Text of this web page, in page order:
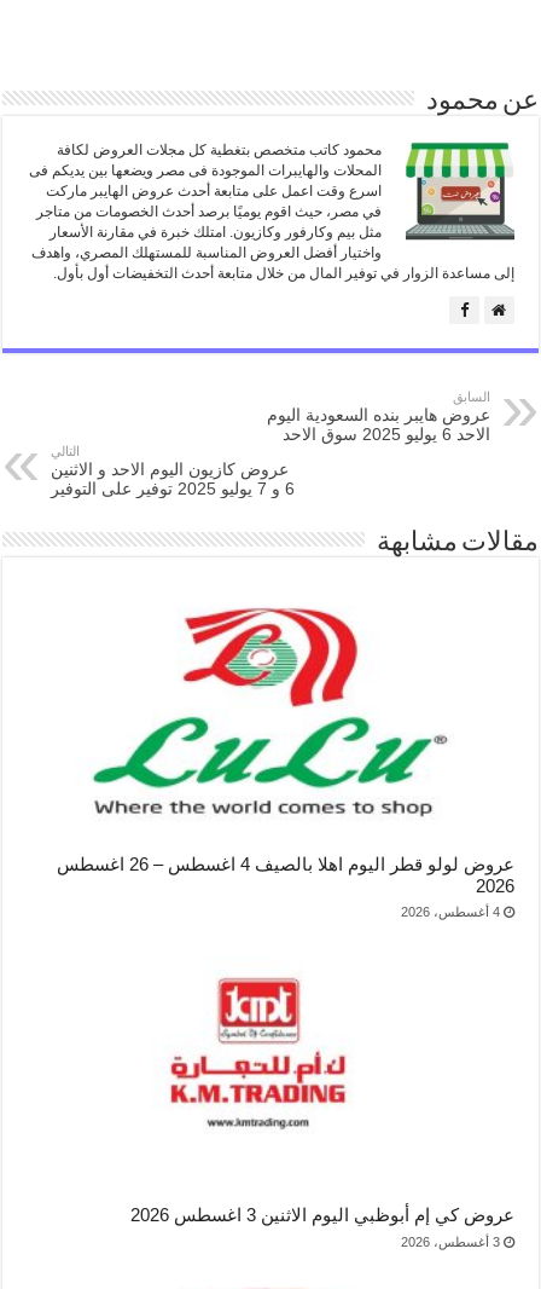
عن محمود
محمود كاتب متخصص بتغطية كل مجلات العروض لكافة
المحلات والهايبرات الموجودة فى مصر ويضعها بين يديكم فى
اسرع وقت اعمل على متابعة أحدث عروض الهايبر ماركت
في مصر، حيث اقوم يوميًا برصد أحدث الخصومات من متاجر
مثل بيم وكارفور وكازيون. امتلك خبرة في مقارنة الأسعار
واختيار أفضل العروض المناسبة للمستهلك المصري، واهدف
إلى مساعدة الزوار في توفير المال من خلال متابعة أحدث التخفيضات أول بأول.
السابق
عروض هايبر بنده السعودية اليوم
الاحد 6 يوليو 2025 سوق الاحد
التالي
عروض كازيون اليوم الاحد و الاثنين
6 و 7 يوليو 2025 توفير على التوفير
مقالات مشابهة
عروض لولو قطر اليوم اهلا بالصيف 4 اغسطس – 26 اغسطس
2026
4 أغسطس، 2026
عروض كي إم أبوظبي اليوم الاثنين 3 اغسطس 2026
3 أغسطس، 2026